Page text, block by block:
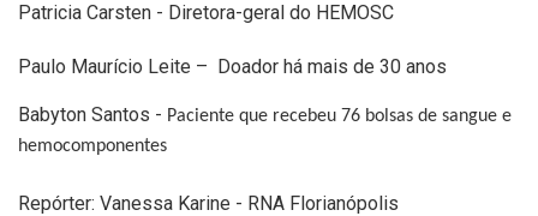
Patricia Carsten - Diretora-geral do HEMOSC
Paulo Maurício Leite – Doador há mais de 30 anos
Babyton Santos - Paciente que recebeu 76 bolsas de sangue e
hemocomponentes
Repórter: Vanessa Karine - RNA Florianópolis